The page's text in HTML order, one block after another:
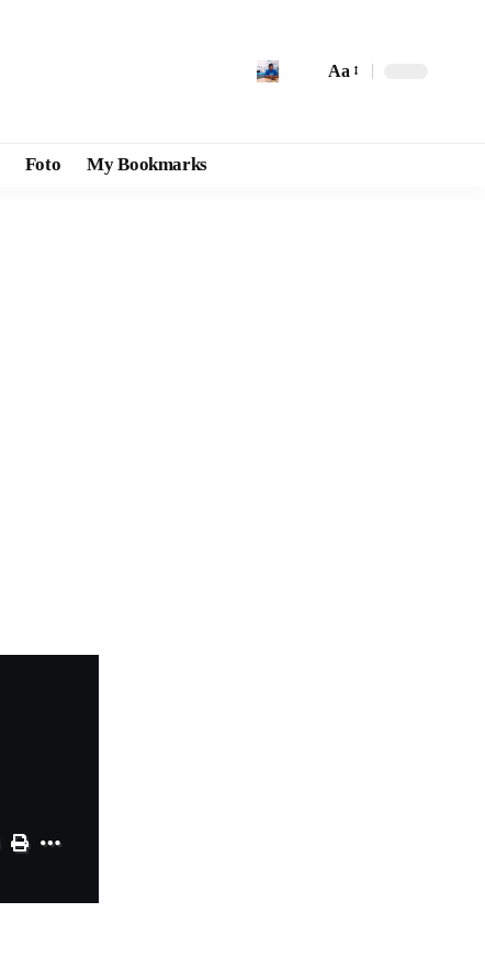
Aa
Foto My Bookmarks